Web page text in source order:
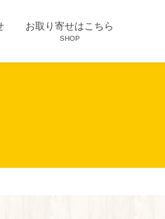
お取り寄せはこちら
SHOP